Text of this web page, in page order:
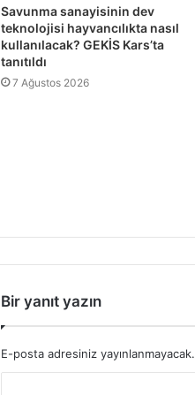
Savunma sanayisinin dev
teknolojisi hayvancılıkta nasıl
kullanılacak? GEKİS Kars’ta
tanıtıldı
7 Ağustos 2026
Bir yanıt yazın
E-posta adresiniz yayınlanmayacak.